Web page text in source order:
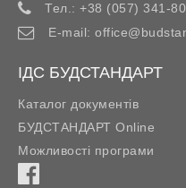
Тел.: +38 (057) 341-
E-mail:
ІДС БУДСТАНДАРТ
Каталог документів
БУДСТАНДАРТ Online
Можливості програми